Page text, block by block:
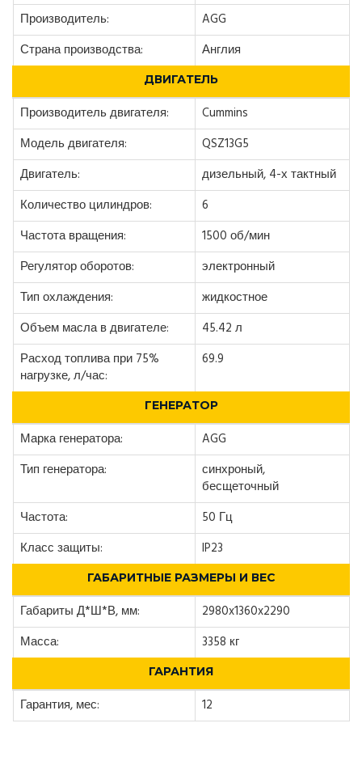
Производитель:
AGG
Страна производства:
Англия
ДВИГАТЕЛЬ
Производитель двигателя:
Cummins
Модель двигателя:
QSZ13G5
Двигатель:
дизельный, 4-х тактный
Количество цилиндров:
6
Частота вращения:
1500 об/мин
Регулятор оборотов:
электронный
Тип охлаждения:
жидкостное
Объем масла в двигателе:
45.42 л
Расход топлива при 75%
нагрузке, л/час:
69.9
ГЕНЕРАТОР
Марка генератора:
AGG
Тип генератора:
синхроный,
бесщеточный
Частота:
50 Гц
Класс защиты:
IP23
ГАБАРИТНЫЕ РАЗМЕРЫ И ВЕС
Габариты Д*Ш*В, мм:
2980x1360x2290
Масса:
3358 кг
ГАРАНТИЯ
Гарантия, мес: 12